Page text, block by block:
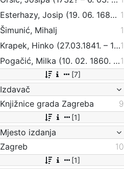
Esterhazy, Josip (19. 06. 1682. – 10. 05. 1748.) 1
Šimunić, Mihalj
1
Krapek, Hinko (27.03.1841. – 12.03.1915.)1
Pogačić, Milka (10. 02. 1860. – 11. 04. 1936.)1
[7]
Izdavač
Knjižnice grada Zagreba
9
[1]
Mjesto izdanja
Zagreb
10
[1]